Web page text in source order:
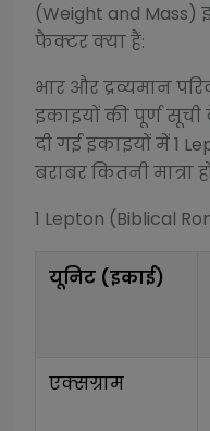
(Weight and Mass)
फैक्टर क्या हैं:
भार और द्रव्यमान
इकाइयों की पूर्ण
दी गई इकाइयों में 1
बराबर कितनी मात्रा
1 Lepton (Biblical
यूनिट (इकाई)
एक्सग्राम